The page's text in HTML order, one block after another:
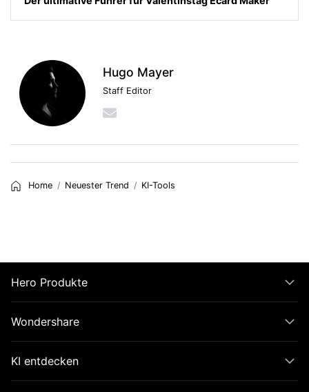
Hugo Mayer
Staff Editor
Home Neuester Trend KI-Tools
Hero Produkte
Wondershare
KI entdecken